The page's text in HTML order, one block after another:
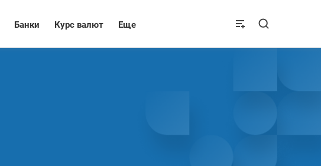
Банки Курс валют Еще